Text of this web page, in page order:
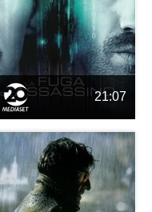
21:07